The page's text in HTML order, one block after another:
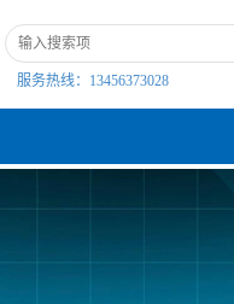
服务热线： 13456373028